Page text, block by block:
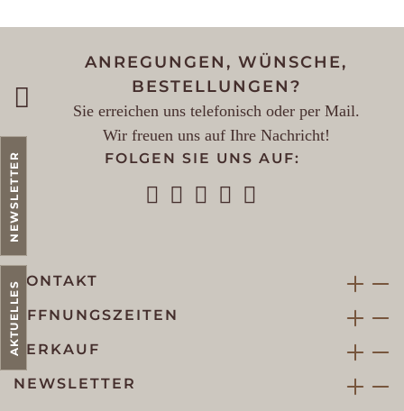
ANREGUNGEN, WÜNSCHE,
BESTELLUNGEN?
Sie erreichen uns telefonisch oder per Mail.
Wir freuen uns auf Ihre Nachricht!
FOLGEN SIE UNS AUF:
KONTAKT
ÖFFNUNGSZEITEN
VERKAUF
NEWSLETTER
AKTUELLES
NEWSLETTER